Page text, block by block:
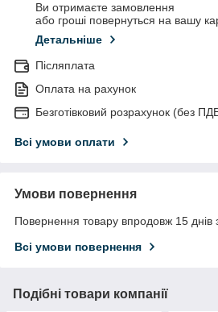
Ви отримаєте замовлення
або гроші повернуться на вашу
Детальніше
Післяплата
Оплата на рахунок
Безготівковий розрахунок (без
Всі умови оплати
Умови повернення
Повернення товару впродовж 15 днів
Всі умови повернення
Подібні товари компанії